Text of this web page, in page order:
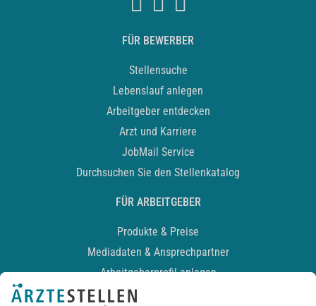
FÜR BEWERBER
Stellensuche
Lebenslauf anlegen
Arbeitgeber entdecken
Arzt und Karriere
JobMail Service
Durchsuchen Sie den Stellenkatalog
FÜR ARBEITGEBER
Produkte & Preise
Mediadaten & Ansprechpartner
Arbeitgeberprofil anlegen
Recruiting-Podcast